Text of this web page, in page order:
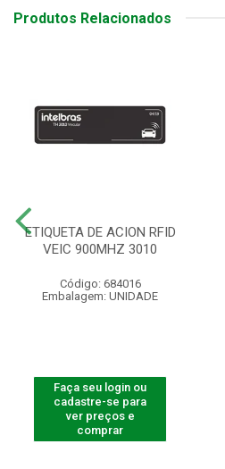
Produtos Relacionados
ETIQUETA DE ACION RFID
VEIC 900MHZ 3010
Código: 684016
Embalagem: UNIDADE
Faça seu login ou
cadastre-se para
ver preços e
comprar